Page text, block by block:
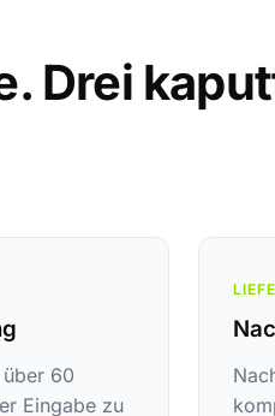
Drei
60
Eingabe zu